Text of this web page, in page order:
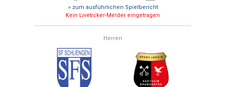
» zum ausführlichen Spielbericht
Kein Liveticker-Melder eingetragen
Herren